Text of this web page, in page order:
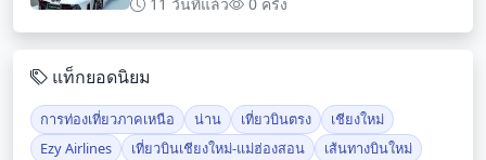
11 วันที่แล้ว
0 ครั้ง
แท็กยอดนิยม
การท่องเที่ยวภาคเหนือ น่าน เที่ยวบินตรง
เชียงใหม่
Ezy Airlines
เที่ยวบินเชียงใหม่-แม่ฮ่องสอน
เส้นทางบินใหม่